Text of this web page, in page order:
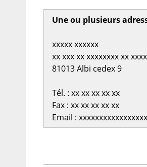
Une ou plusieurs
xxxxx xxxxxx
xx xxx xx xxxxxxxx xx
81013 Albi cedex 9
Tél. : xx xx xx xx xx
Fax : xx xx xx xx xx
Email :